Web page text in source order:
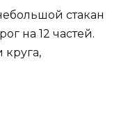
стакан
на 12 частей.
круга,